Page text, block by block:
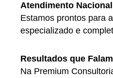
Atendimento
Estamos prontos para
especializado e
Resultados que
Na Premium